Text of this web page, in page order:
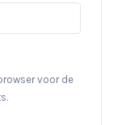
voor de